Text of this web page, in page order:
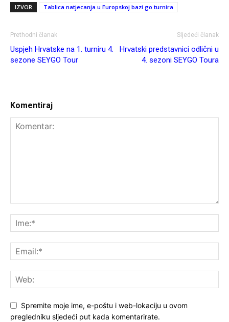
IZVOR
Tablica natjecanja u Europskoj bazi go turnira
Prethodni članak
Uspjeh Hrvatske na 1. turniru 4.
sezone SEYGO Tour
Sljedeći članak
Hrvatski predstavnici odlični u
4. sezoni SEYGO Toura
Komentiraj
Spremite moje ime, e-poštu i web-lokaciju u ovom
pregledniku sljedeći put kada komentarirate.